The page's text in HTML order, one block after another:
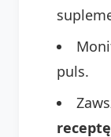
puls.
receptę